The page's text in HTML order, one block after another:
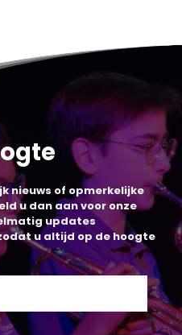
nieuws of opmerkelijke
u dan aan voor onze
updates
u altijd op de hoogte